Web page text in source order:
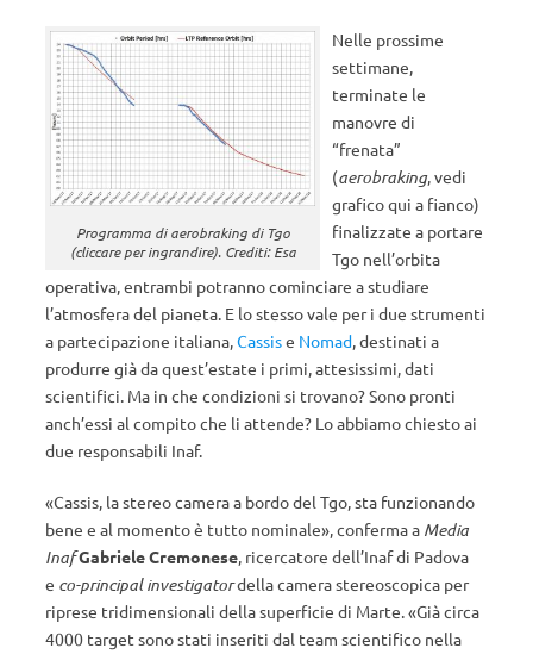
Programma di aerobraking di Tgo
(cliccare per ingrandire). Crediti: Esa
Nelle prossime
settimane,
terminate le
manovre di
“frenata”
(aerobraking, vedi
grafico qui a fianco)
finalizzate a portare
Tgo nell’orbita
operativa, entrambi potranno cominciare a studiare
l’atmosfera del pianeta. E lo stesso vale per i due strumenti
a partecipazione italiana,Cassise Nomad, destinati a
produrre già da quest’estate i primi, attesissimi, dati
scientifici. Ma in che condizioni si trovano? Sono pronti
anch’essi al compito che li attende? Lo abbiamo chiesto ai
due responsabili Inaf.
«Cassis, la stereo camera a bordo del Tgo, sta funzionando
bene e al momento è tutto nominale», conferma a Media
InafGabriele Cremonese, ricercatore dell’Inaf di Padova
e co-principal investigatordella camera stereoscopica per
riprese tridimensionali della superficie di Marte. «Già circa
4000 target sono stati inseriti dal team scientifico nella